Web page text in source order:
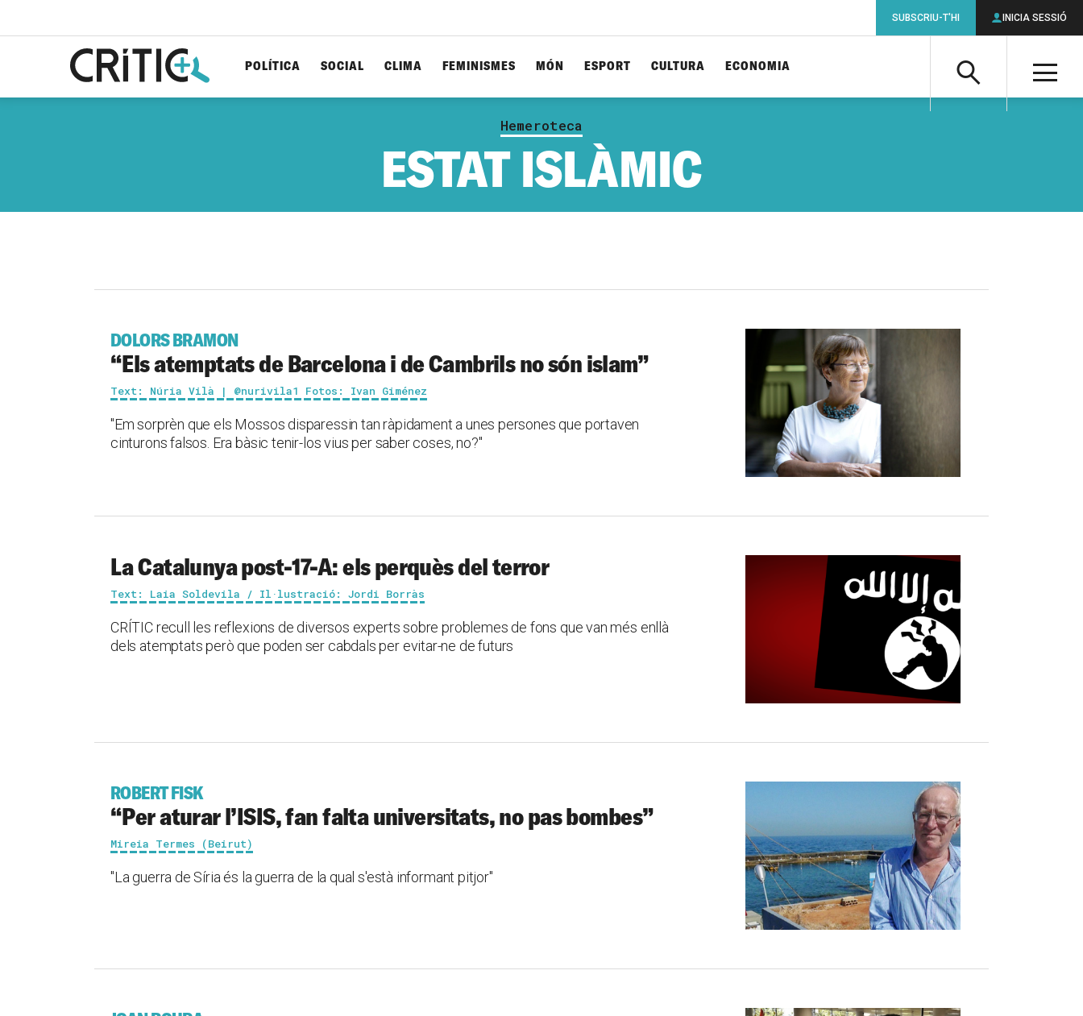
Cerca
POLÍTICA SOCIAL CLIMA FEMINISMES MÓN ESPORT CULTURA ECONOMIA
SUBSCRIU-T'HI INICIA SESSIÓ
Hemeroteca
ESTAT ISLÀMIC
DOLORS BRAMON
“Els atemptats de Barcelona i de Cambrils no són islam”
Text: Núria Vilà | @nurivila1 Fotos: Ivan Giménez
"Em sorprèn que els Mossos disparessin tan ràpidament a unes persones que portaven
cinturons falsos. Era bàsic tenir-los vius per saber coses, no?"
La Catalunya post-17-A: els perquès del terror
Text: Laia Soldevila / Il·lustració: Jordi Borràs
CRÍTIC recull les reflexions de diversos experts sobre problemes de fons que van més enllà
dels atemptats però que poden ser cabdals per evitar-ne de futurs
ROBERT FISK
“Per aturar l’ISIS, fan falta universitats, no pas bombes”
Mireia Termes (Beirut)
"La guerra de Síria és la guerra de la qual s'està informant pitjor"